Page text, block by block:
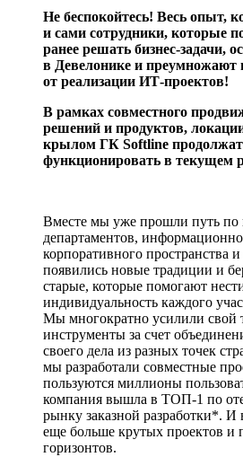
Не беспокойтесь! Весь опыт,
и сами сотрудники, которые
ранее решать бизнес-задачи,
в Девелонике и преумножают
от реализации ИТ-проектов!
В рамках совместного
решений и продуктов,
крылом ГК Softline продолжат
функционировать в текущем
Вместе мы уже прошли путь по
департаментов,
корпоративного пространства
появились новые традиции и
старые, которые помогают
индивидуальность каждого
Мы многократно усилили свой
инструменты за счет
своего дела из разных точек
мы разработали совместные
пользуются миллионы
компания вышла в ТОП-1 по
рынку заказной разработки*. И
еще больше крутых проектов и
горизонтов.